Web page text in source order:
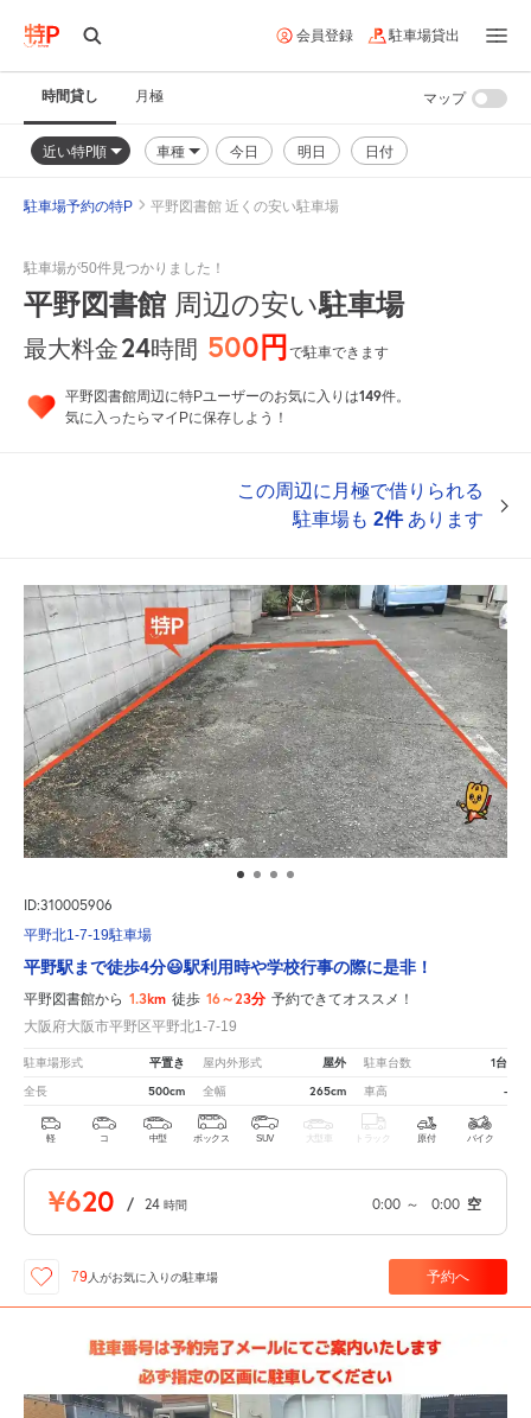
会員登録 駐車場貸出
時間貸し 月極
近い特P順 車種 今日 明日 日付
マップ
駐車場予約の特P 平野図書館 近くの安い駐車場
駐車場が50件見つかりました！
平野図書館 周辺の安い駐車場
最大料金24時間 500円で駐車できます
平野図書館周辺に特Pユーザーのお気に入りは149件。
気に入ったらマイPに保存しよう！
この周辺に月極で借りられる
駐車場も 2件あります
ID:310005906
平野北1-7-19駐車場
平野駅まで徒歩4分😃駅利用時や学校行事の際に是非！
平野図書館から 1.3km 徒歩 16～23分 予約できてオススメ！
大阪府大阪市平野区平野北1-7-19
駐車場形式 平置き 屋内外形式 屋外 駐車台数 1台
全長 500cm 全幅 265cm 車高 -
軽 コ 中型 ボックス SUV 大型車 トラック 原付 バイク
¥620 / 24 時間 0:00 ～ 0:00 空
79 人がお気に入りの駐車場 予約へ